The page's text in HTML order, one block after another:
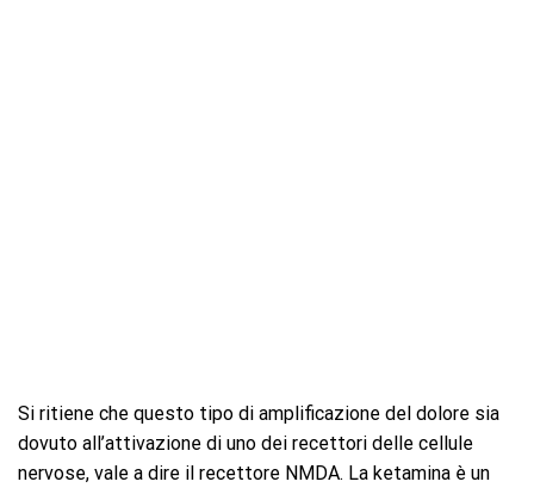
Si ritiene che questo tipo di amplificazione del dolore sia
dovuto all’attivazione di uno dei recettori delle cellule
nervose, vale a dire il recettore NMDA. La ketamina è un